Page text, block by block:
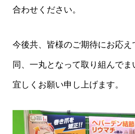
合わせください。
今後共、皆様のご期待にお応
同、一丸となって取り組んでま
宜しくお願い申し上げます。